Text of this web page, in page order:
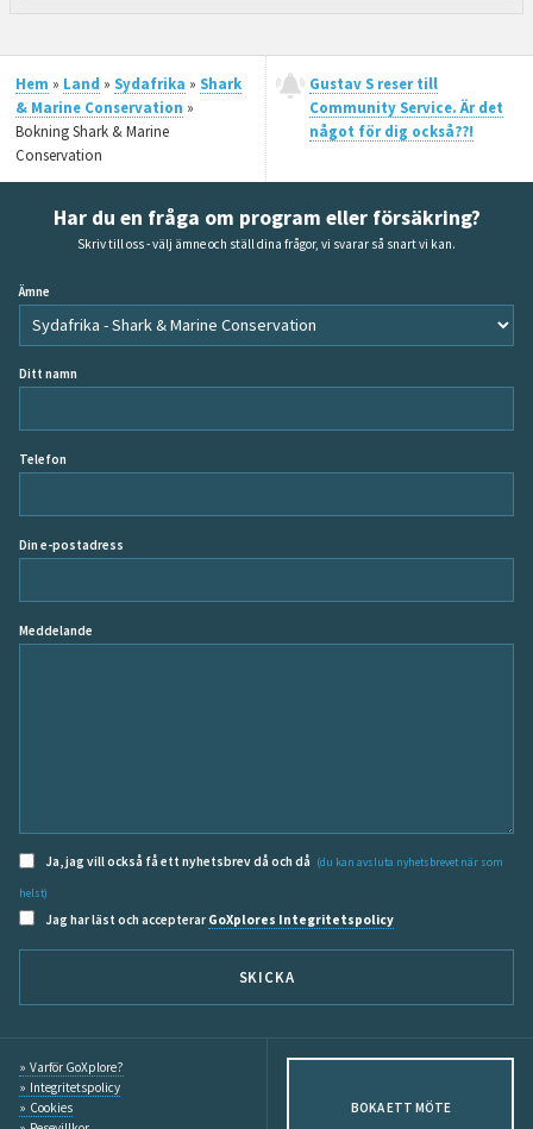
Hem » Land » Sydafrika » Shark
& Marine Conservation »
Bokning Shark & Marine
Conservation
Gustav S reser till
Community Service. Är det
något för dig också??!
Har du en fråga om program eller försäkring?
Skriv till oss - välj ämne och ställ dina frågor, vi svarar så snart vi kan.
Ämne
Ditt namn
Telefon
Din e-postadress
Meddelande
Ja, jag vill också få ett nyhetsbrev då och då (du kan avsluta nyhetsbrevet när som
helst)
Jag har läst och accepterar GoXplores Integritetspolicy
SKICKA
Varför GoXplore?
Integritetspolicy
Cookies
BOKA ETT MÖTE